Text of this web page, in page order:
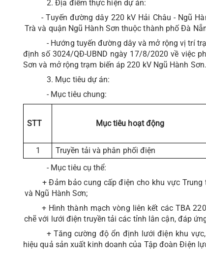
2. Địa điểm thực hiện dự án:
- Tuyến đường dây 220 kV Hải Châu - Ngũ
Trà và quận Ngũ Hành Sơn thuộc thành phố Đà
- Hướng tuyến đường dây và mở rộng vị trí
định số 3024/QĐ-UBND ngày 17/8/2020 về việc
Sơn và mở rộng trạm biến áp 220 kV Ngũ Hành Sơn.
3. Mục tiêu dự án:
- Mục tiêu chung:
STT Mục tiêu hoạt động
1
Truyền tải và phân phối điện
- Mục tiêu cụ thể:
+Đảm bảo cung cấp điện cho khu vực
và Ngũ Hành Sơn;
+ Hình thành mạch vòng liên kết các TBA
chẽ với lưới điện truyền tải các tỉnh lân cận, đáp
+ Tăng cường độ ổn định lưới điện khu
hiệu quả sản xuất kinh doanh của Tập đoàn Điện